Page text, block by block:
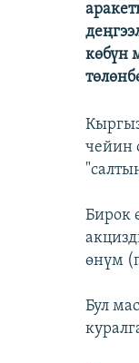
көбүн
чейин
Бирок
өнүм
Бул